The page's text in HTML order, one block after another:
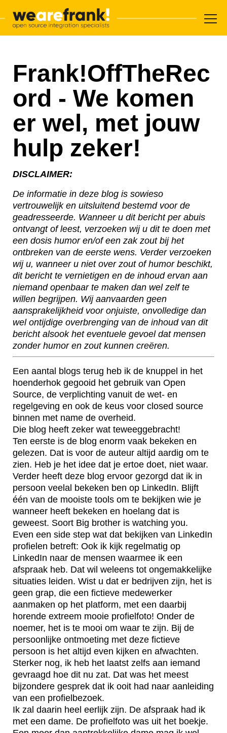
WeAreFrank!
Frank!OffTheRec
ord - We komen
er wel, met jouw
hulp zeker!
DISCLAIMER:
De informatie in deze blog is sowieso
vertrouwelijk en uitsluitend bestemd voor de
geadresseerde. Wanneer u dit bericht per abuis
ontvangt of leest, verzoeken wij u dit te doen met
een dosis humor en/of een zak zout bij het
ontbreken van de eerste wens. Verder verzoeken
wij u, wanneer u niet over zout of humor beschikt,
dit bericht te vernietigen en de inhoud ervan aan
niemand openbaar te maken dan wel zelf te
willen begrijpen. Wij aanvaarden geen
aansprakelijkheid voor onjuiste, onvolledige dan
wel ontijdige overbrenging van de inhoud van dit
bericht alsook het eventuele gevoel dat mensen
zonder humor en zout kunnen creëren.
Een aantal blogs terug heb ik de knuppel in het
hoenderhok gegooid het gebruik van Open
Source, de verplichting vanuit de wet- en
regelgeving en ook de keus voor closed source
binnen met name de overheid.
Die blog heeft zeker wat teweeggebracht!
Ten eerste is de blog enorm vaak bekeken en
gelezen. Dat is voor de auteur altijd aardig om te
zien. Heb je het idee dat je ertoe doet, niet waar.
Verder heeft deze blog ervoor gezorgd dat ik in
persoon veelal bekeken ben op LinkedIn. Blijft
één van de mooiste tools om te bekijken wie je
wanneer heeft bekeken en hoelang dat is
geweest. Soort Big brother is watching you.
Even een side step wat dat bekijken van LinkedIn
profielen betreft: Ook ik kijk regelmatig op
LinkedIn naar de mensen waarmee ik een
afspraak heb. Dat wil weleens tot ongemakkelijke
situaties leiden. Wist u dat er bedrijven zijn, het is
geen grap, die een fictieve medewerker
aanmaken op het platform, met een daarbij
horende extreem mooie profielfoto! Onder de
noemer, het is te mooi om waar te zijn. Bij de
persoonlijke ontmoeting met deze fictieve
persoon is het altijd even kijken en afwachten.
Sterker nog, ik heb het laatst zelfs aan iemand
gevraagd hoe dit nu zat. Dat was het meest
bijzondere gesprek dat ik ooit had naar aanleiding
van een profielbezoek.
Ik zal daarin heel eerlijk zijn. De afspraak had ik
met een dame. De profielfoto was uit het boekje.